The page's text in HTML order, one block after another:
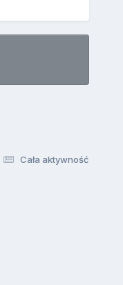
Cała aktywność